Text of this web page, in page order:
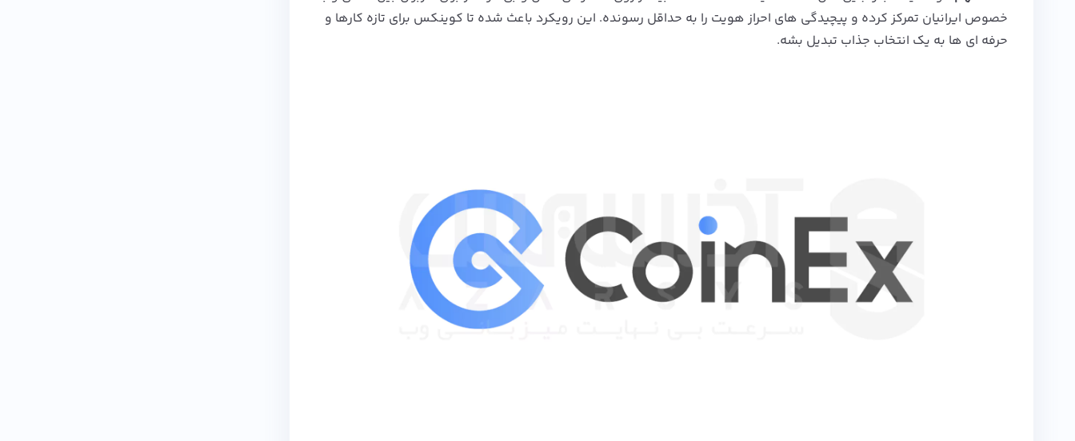
خصوص ایرانیان تمرکز کرده و پیچیدگی‌ های احراز هویت را به حداقل رسونده. این رویکرد باعث شده تا کوینکس برای تازه‌ کارها و
حرفه‌ ای‌ ها به یک انتخاب جذاب تبدیل بشه.